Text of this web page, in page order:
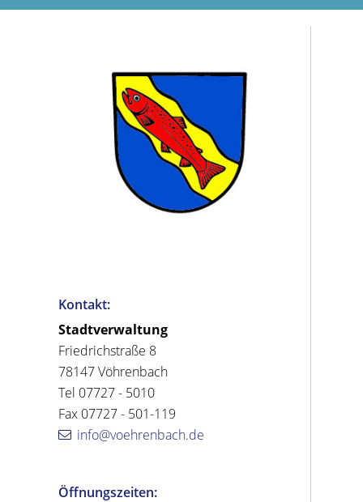
Kontakt:
Stadtverwaltung
Friedrichstraße 8
78147 Vöhrenbach
Tel 07727 - 5010
Fax 07727 - 501-119
info@voehrenbach.de
Öffnungszeiten: